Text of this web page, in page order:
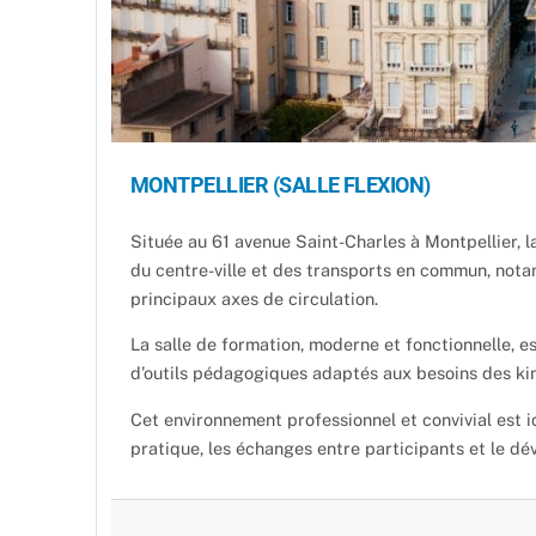
MONTPELLIER (SALLE FLEXION)
Située au 61 avenue Saint-Charles à
du centre-ville et des transports en commun,
principaux axes de circulation.
La salle de formation, moderne et fonctionnelle,
d’outils pédagogiques adaptés aux besoins des
Cet environnement professionnel et convivial est
pratique, les échanges entre participants et le